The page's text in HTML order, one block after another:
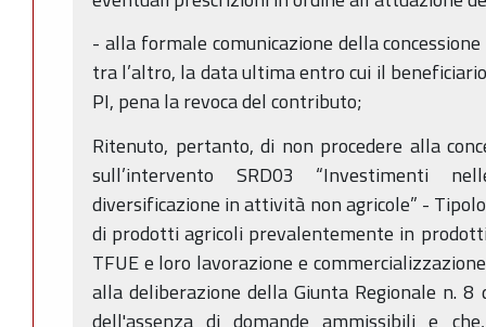
- alla formale comunicazione della
tra l’altro, la data ultima entro cui il
PI, pena la revoca del contributo;
Ritenuto, pertanto, di non procedere alla
sull’intervento SRD03 “Investimenti
diversificazione in attività non agricole” -
di prodotti agricoli prevalentemente in
TFUE e loro lavorazione e
alla deliberazione della Giunta Regionale n.
dell'assenza di domande ammissibili e